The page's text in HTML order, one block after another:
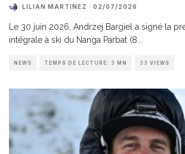
LILIAN MARTINEZ · 02/07/2026
Le 30 juin 2026, Andrzej Bargiel a signé la
intégrale à ski du Nanga Parbat (8
NEWS TEMPS DE LECTURE: 3 MN 33 VIEWS